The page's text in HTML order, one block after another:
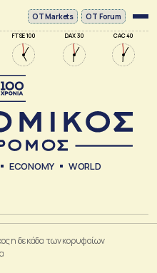
FTSE 100 DAX 30 CAC 40
ΟΤ Markets OT Forum
ECONOMY WORLD
η δεκάδα των κορυφαίων